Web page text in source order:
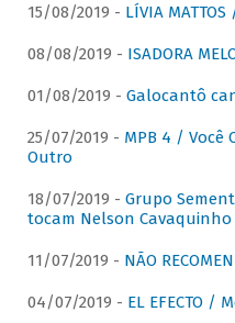
15/08/2019 - LÍVIA
08/08/2019 - ISADORA
01/08/2019 - Galocantô
25/07/2019 - MPB 4 / Você
Outro
18/07/2019 - Grupo
tocam Nelson Cavaquinho
11/07/2019 - NÃO
04/07/2019 - EL EFECTO /